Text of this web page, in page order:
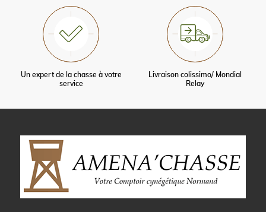
Un expert de la chasse à votre
service
Livraison colissimo/ Mondial
Relay